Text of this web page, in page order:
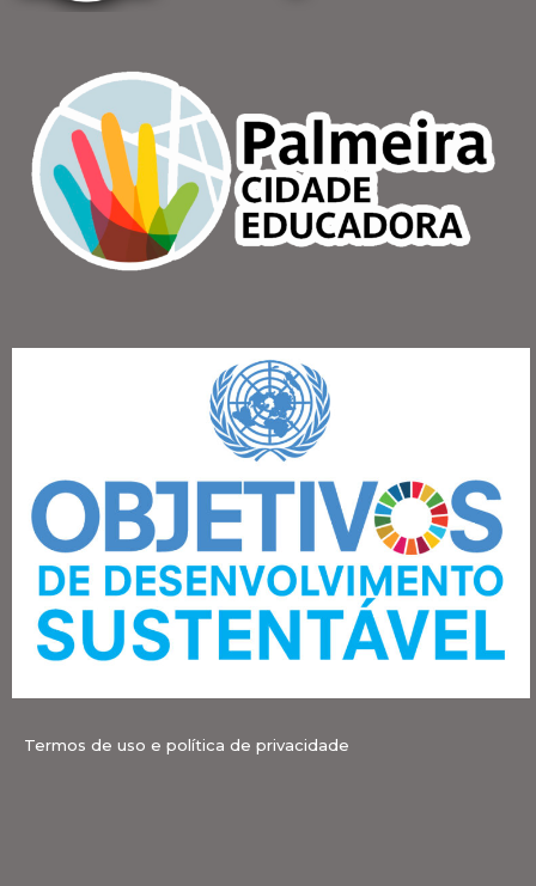
Termos de uso e política de privacidade